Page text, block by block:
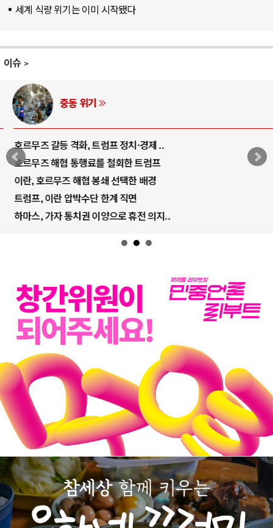
세계 식량 위기는 이미 시작됐다
이슈
중동 위기
호르무즈 갈등 격화, 트럼프 정치·경제 ..
호르무즈 해협 통행료를 철회한 트럼프
이란, 호르무즈 해협 봉쇄 선택한 배경
트럼프, 이란 압박수단 한계 직면
하마스, 가자 통치권 이양으로 휴전 의지..